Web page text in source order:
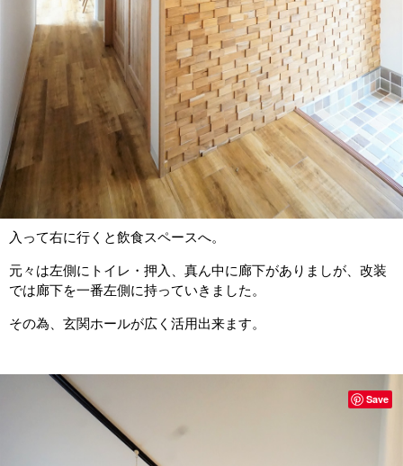
入って右に行くと飲食スペースへ。
元々は左側にトイレ・押入、真ん中に廊下がありましが、改装
では廊下を一番左側に持っていきました。
その為、玄関ホールが広く活用出来ます。
Save